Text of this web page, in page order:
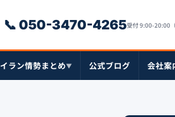
📞 050-3470-4265受付 9:00-20:00
イラン情勢まとめ▼ 公式ブログ 会社案